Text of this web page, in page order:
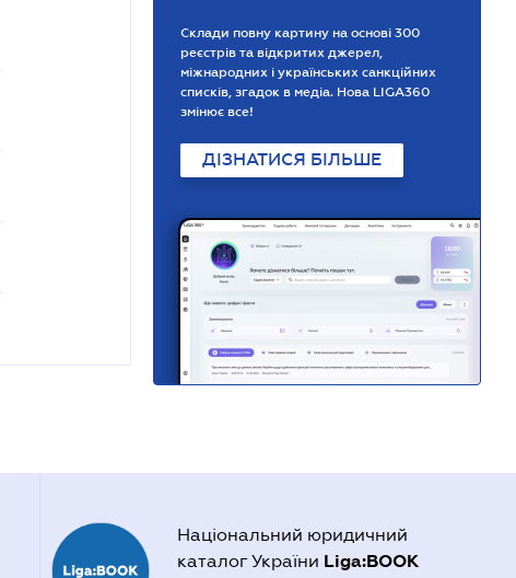
Склади повну картину на основі 300
реєстрів та відкритих джерел,
міжнародних і українських санкційних
списків, згадок в медіа. Нова LIGA360
змінює все!
ДІЗНАТИСЯ БІЛЬШЕ
Національний юридичний
каталог України Liga:BOOK